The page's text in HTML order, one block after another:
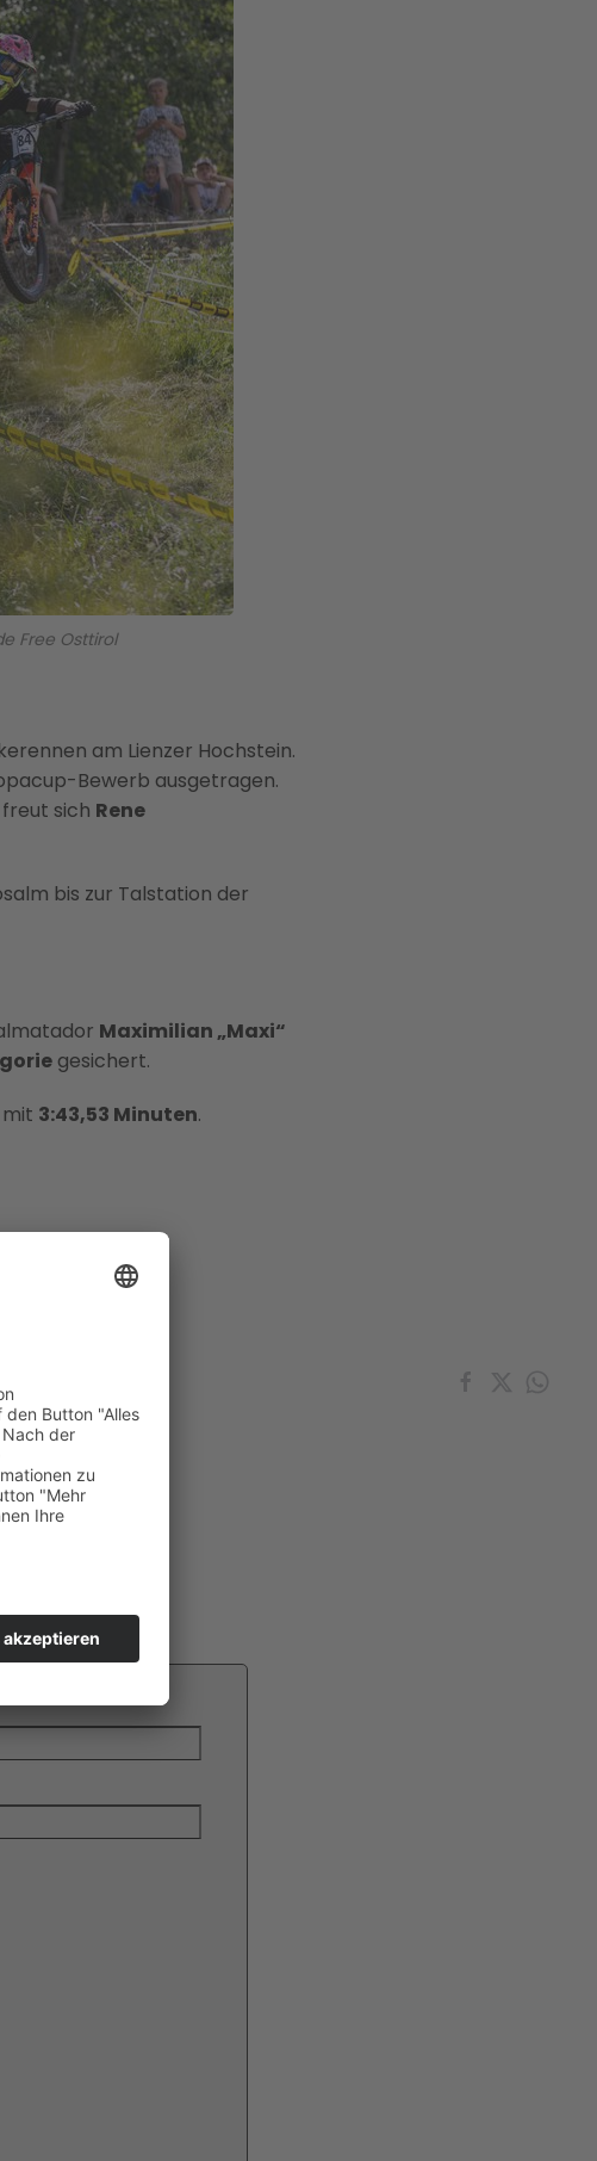
Free Osttirol
am Lienzer Hochstein.
Bewerb ausgetragen.
sich Rene
bis zur Talstation der
Maximilian „Maxi“
gesichert.
mit 3:43,53 Minuten.